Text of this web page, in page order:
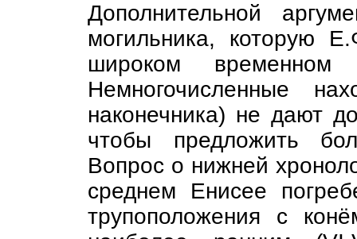
Дополнительной
могильника, которую
широком
Немногочисленные
наконечника) не дают
чтобы предложить
Вопрос о нижней
среднем Енисее
трупоположения с